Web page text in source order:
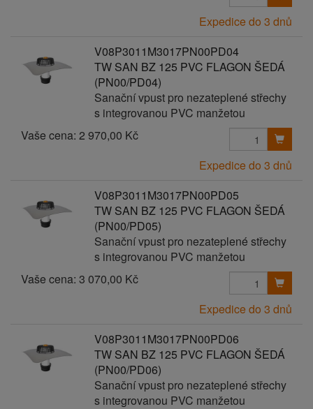
Expedice do 3 dnů
V08P3011M3017PN00PD04
TW SAN BZ 125 PVC FLAGON ŠEDÁ
(PN00/PD04)
Sanační vpust pro nezateplené střechy
s integrovanou PVC manžetou
Vaše cena: 2 970,00 Kč
Expedice do 3 dnů
V08P3011M3017PN00PD05
TW SAN BZ 125 PVC FLAGON ŠEDÁ
(PN00/PD05)
Sanační vpust pro nezateplené střechy
s integrovanou PVC manžetou
Vaše cena: 3 070,00 Kč
Expedice do 3 dnů
V08P3011M3017PN00PD06
TW SAN BZ 125 PVC FLAGON ŠEDÁ
(PN00/PD06)
Sanační vpust pro nezateplené střechy
s integrovanou PVC manžetou